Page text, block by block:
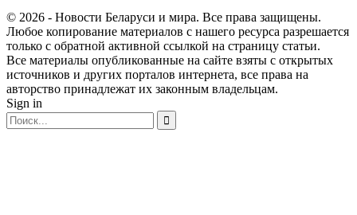
© 2026 - Новости Беларуси и мира. Все права защищены.
Любое копирование материалов с нашего ресурса разрешается
только с обратной активной ссылкой на страницу статьи.
Все материалы опубликованные на сайте взяты с открытых
источников и других порталов интернета, все права на
авторство принадлежат их законным владельцам.
Sign in